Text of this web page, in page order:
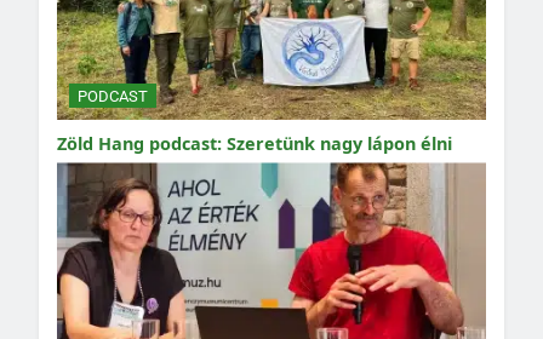
PODCAST
Zöld Hang podcast: Szeretünk nagy lápon élni